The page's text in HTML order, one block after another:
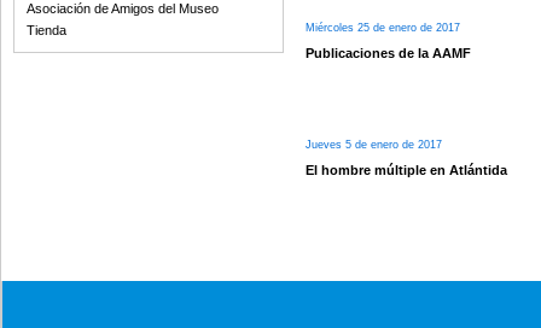
Asociación de Amigos del Museo
Tienda
Miércoles 25 de enero de 2017
Publicaciones de la AAMF
Jueves 5 de enero de 2017
El hombre múltiple en Atlántida